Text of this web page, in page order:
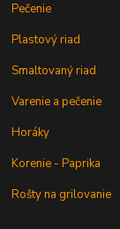
Pečenie
Plastový riad
Smaltovaný riad
Varenie a pečenie
Horáky
Korenie - Paprika
Rošty na grilovanie